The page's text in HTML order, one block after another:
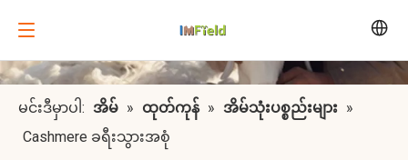
မင်းဒီမှာပါ: အိမ် » ထုတ်ကုန် » အိမ်သုံးပစ္စည်းများ »
Cashmere ခရီးသွားအစုံ